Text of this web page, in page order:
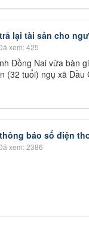
lại tài sản cho
xem: 425
Đồng Nai vừa bàn
(32 tuổi) ngụ xã Dầu
báo số điện
xem: 2386